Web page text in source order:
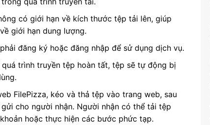
có giới hạn về kích thước tệp tải lên, giúp
giới hạn dung lượng.
đăng ký hoặc đăng nhập để sử dụng dịch vụ.
quá trình truyền tệp hoàn tất, tệp sẽ tự động bị
FilePizza, kéo và thả tệp vào trang web, sau
cho người nhận. Người nhận có thể tải tệp
hoặc thực hiện các bước phức tạp.